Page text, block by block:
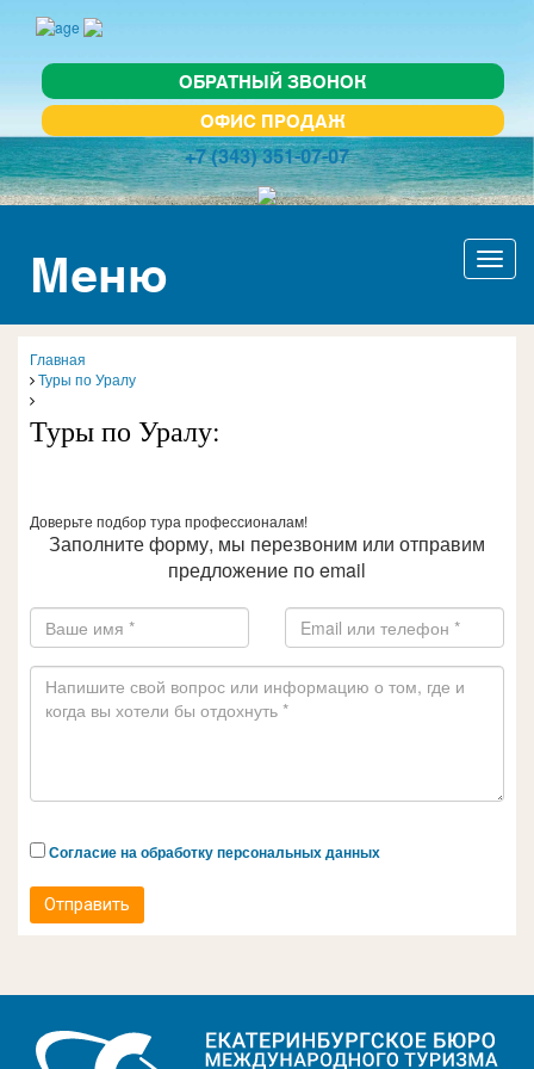
ОБРАТНЫЙ ЗВОНОК
ОФИС ПРОДАЖ
+7 (343) 351-07-07
Меню
Главная
Туры по Уралу
Туры по Уралу:
Доверьте подбор тура профессионалам!
Заполните форму, мы перезвоним или отправим
предложение по email
Согласие на обработку персональных данных
Отправить